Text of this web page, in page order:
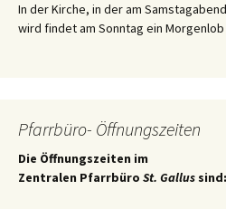
In der Kirche, in der am
wird findet am Sonntag ein
Pfarrbüro- Öffnungszeiten
Die Öffnungszeiten im
Zentralen Pfarrbüro St. Gallus sind: